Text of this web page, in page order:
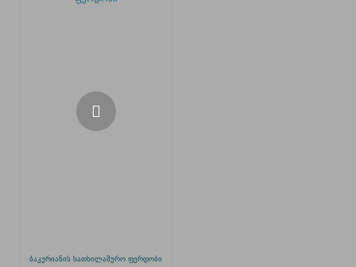
ბაკურიანის სათხილამურო ფერდობი